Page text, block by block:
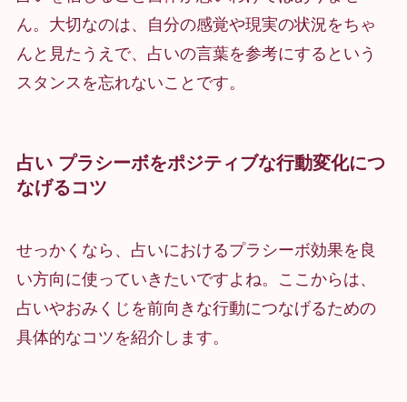
ん。大切なのは、自分の感覚や現実の状況をちゃ
んと見たうえで、占いの言葉を参考にするという
スタンスを忘れないことです。
占い プラシーボをポジティブな行動変化につ
なげるコツ
せっかくなら、占いにおけるプラシーボ効果を良
い方向に使っていきたいですよね。ここからは、
占いやおみくじを前向きな行動につなげるための
具体的なコツを紹介します。